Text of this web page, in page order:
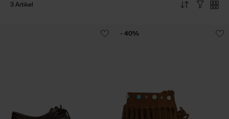
3 Artikel
- 40%